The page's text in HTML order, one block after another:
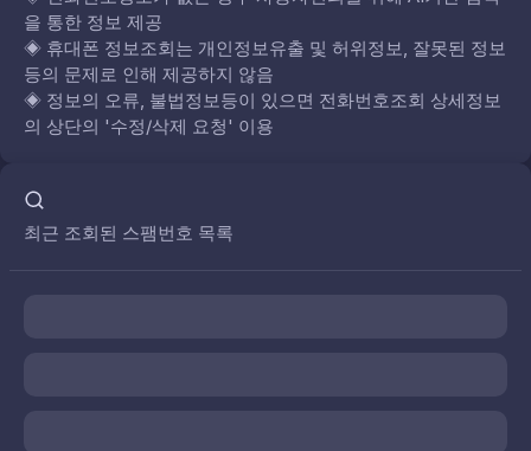
을 통한 정보 제공
◈ 휴대폰 정보조회는 개인정보유출 및 허위정보, 잘못된 정보
등의 문제로 인해 제공하지 않음
◈ 정보의 오류, 불법정보등이 있으면 전화번호조회 상세정보
의 상단의 '수정/삭제 요청' 이용
최근 조회된 스팸번호 목록